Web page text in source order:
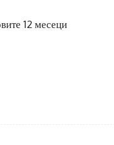
12 месеци